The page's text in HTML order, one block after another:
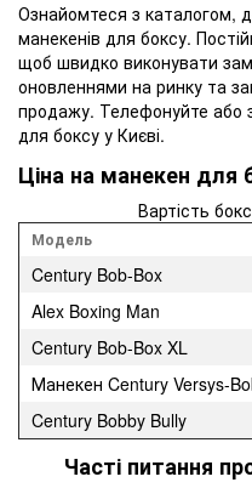
Ознайомтеся з каталогом,
манекенів для боксу.
щоб швидко виконувати
оновленнями на ринку та
продажу. Телефонуйте або
для боксу у Києві.
Ціна на манекен для
Вартість
Модель
Century Bob-Box
Alex Boxing Man
Century Bob-Box XL
Манекен Century Versys-
Century Bobby Bully
Часті питання